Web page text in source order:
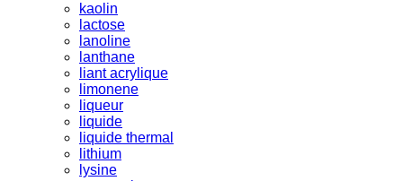
kaolin
lactose
lanoline
lanthane
liant acrylique
limonene
liqueur
liquide
liquide thermal
lithium
lysine